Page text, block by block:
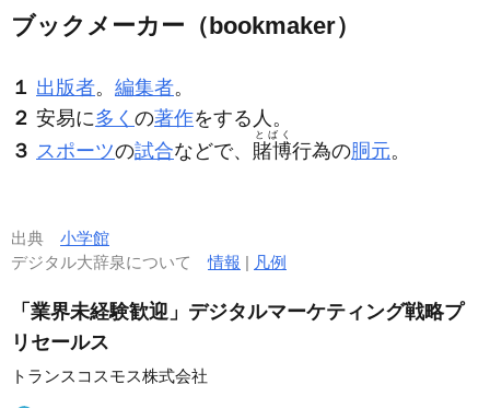
ブックメーカー（bookmaker）
１ 出版者。 編集者。
２ 安易に多く の著作をする人。
３ スポーツの試合などで、 賭博
とばく
行為の胴元。
出典 小学館
デジタル大辞泉について情報 | 凡例
「業界未経験歓迎」デジタルマーケティング戦略プ
リセールス
トランスコスモス株式会社